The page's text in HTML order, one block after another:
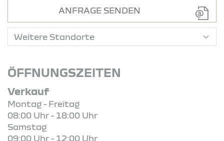
ANFRAGE SENDEN
ÖFFNUNGSZEITEN
Verkauf
Montag - Freitag
08:00 Uhr - 18:00 Uhr
Samstag
09:00 Uhr - 12:00 Uhr